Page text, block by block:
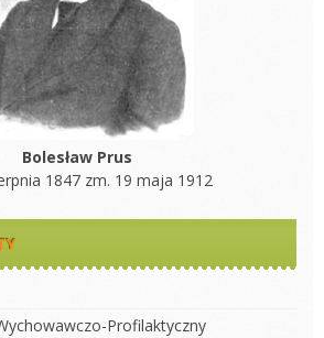
Bolesław Prus
1847 zm. 19 maja 1912
Profilaktyczny